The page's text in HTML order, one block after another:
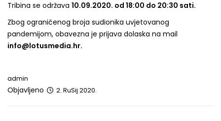
Tribina se održava 10.09.2020. od 18:00 do 20:30 sati.
Zbog ograničenog broja sudionika uvjetovanog
pandemijom, obavezna je prijava dolaska na mail
info@lotusmedia.hr.
admin
Objavljeno 2. RuSij 2020.